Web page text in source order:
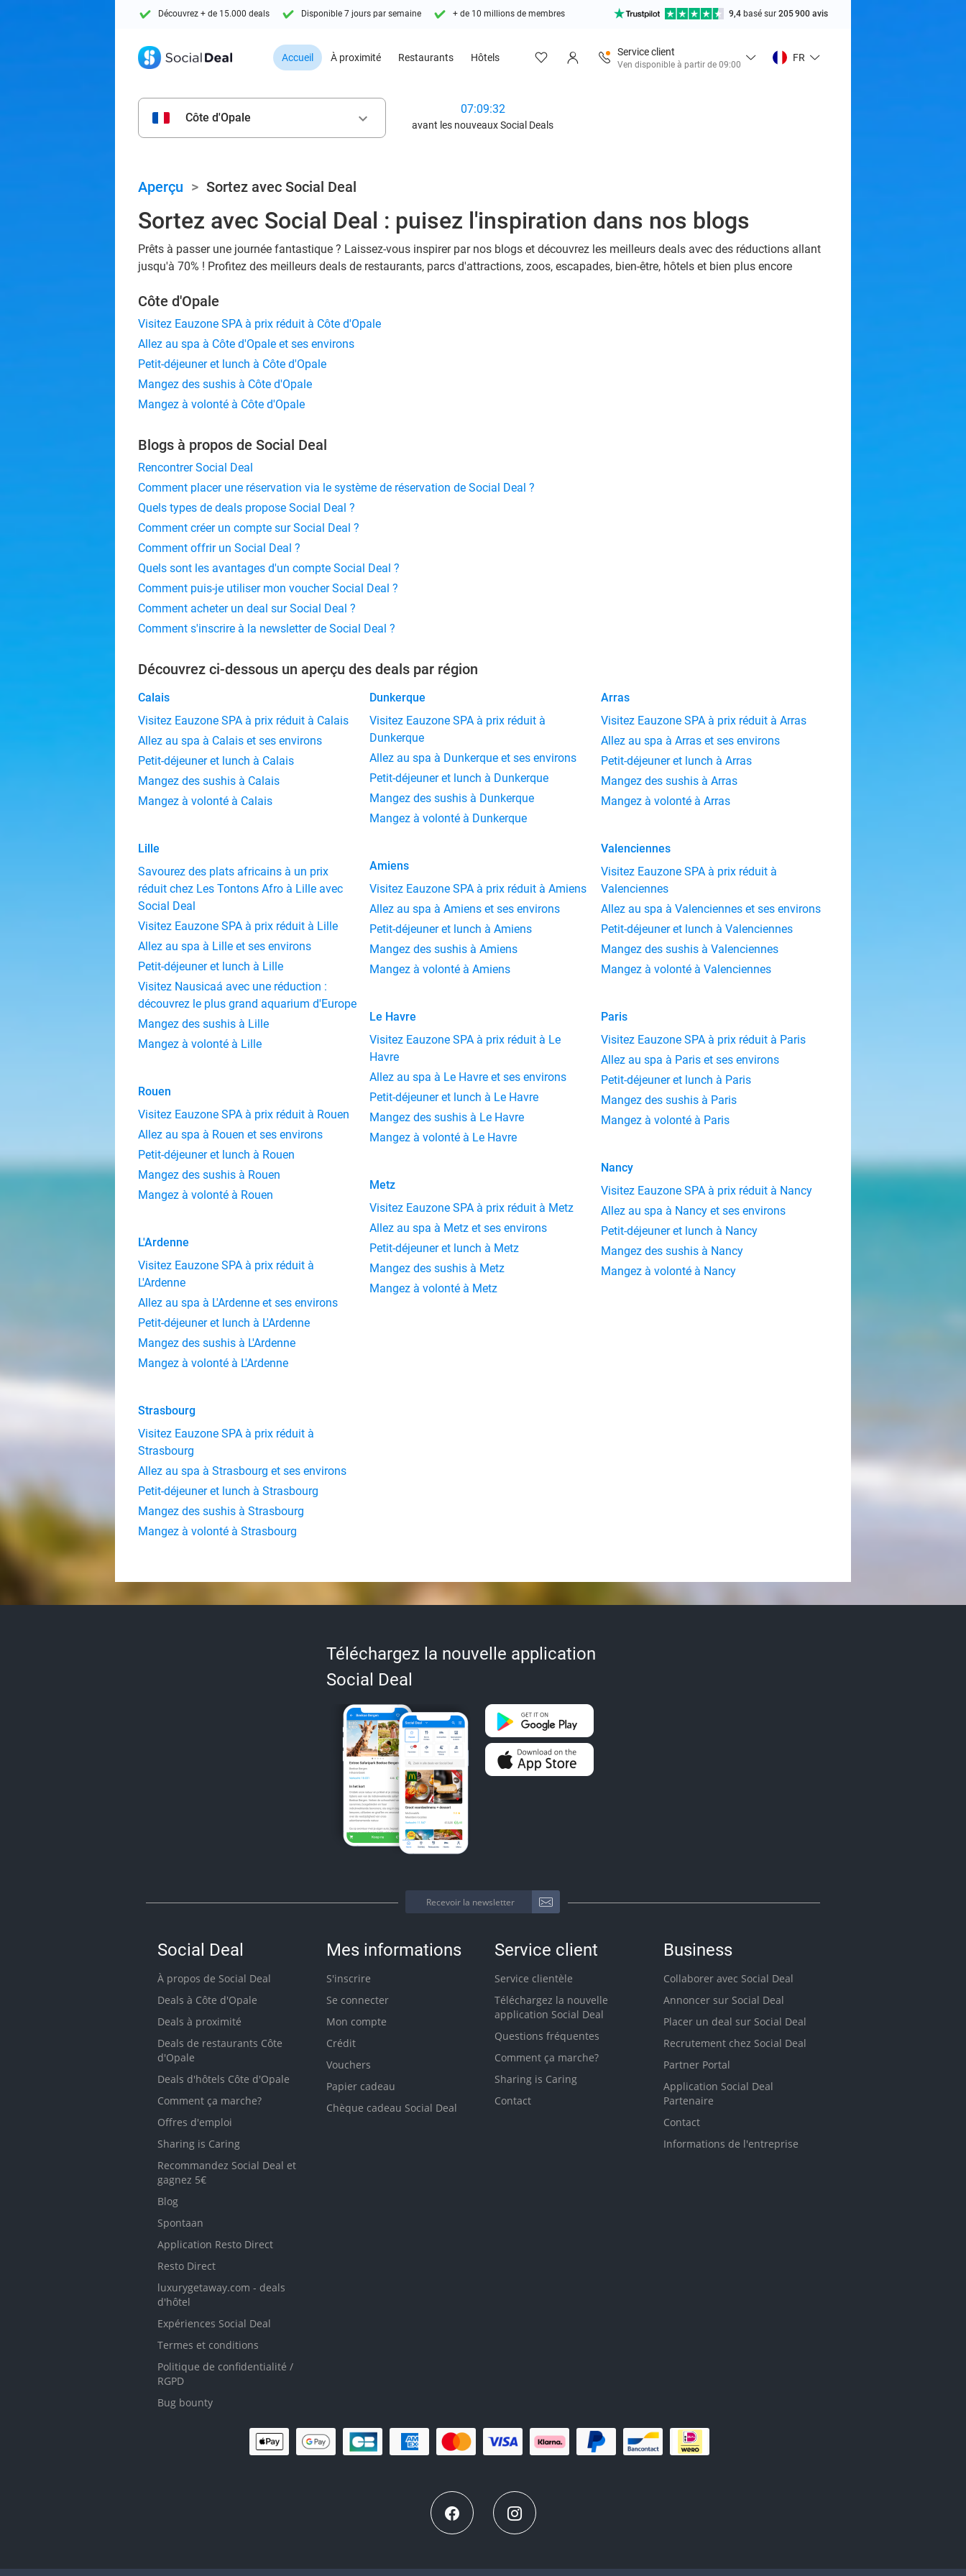
Découvrez + de 15.000 deals Disponible 7 jours par semaine + de 10 millions de membres 9,4 basé sur 205 900 avis
Accueil À proximité Restaurants Hôtels
Service client
Ven disponible à partir de 09:00
FR
Côte d'Opale keyboard_arrow_down
07:09:32
avant les nouveaux Social Deals
Aperçu > Sortez avec Social Deal
Sortez avec Social Deal : puisez l'inspiration dans nos blogs
Prêts à passer une journée fantastique ? Laissez-vous inspirer par nos blogs et découvrez les meilleurs deals avec des réductions allant
jusqu'à 70% ! Profitez des meilleurs deals de restaurants, parcs d'attractions, zoos, escapades, bien-être, hôtels et bien plus encore
Côte d'Opale
Visitez Eauzone SPA à prix réduit à Côte d'Opale
Allez au spa à Côte d'Opale et ses environs
Petit-déjeuner et lunch à Côte d'Opale
Mangez des sushis à Côte d'Opale
Mangez à volonté à Côte d'Opale
Blogs à propos de Social Deal
Rencontrer Social Deal
Comment placer une réservation via le système de réservation de Social Deal ?
Quels types de deals propose Social Deal ?
Comment créer un compte sur Social Deal ?
Comment offrir un Social Deal ?
Quels sont les avantages d'un compte Social Deal ?
Comment puis-je utiliser mon voucher Social Deal ?
Comment acheter un deal sur Social Deal ?
Comment s'inscrire à la newsletter de Social Deal ?
Découvrez ci-dessous un aperçu des deals par région
Calais
Visitez Eauzone SPA à prix réduit à Calais
Allez au spa à Calais et ses environs
Petit-déjeuner et lunch à Calais
Mangez des sushis à Calais
Mangez à volonté à Calais
Lille
Savourez des plats africains à un prix
réduit chez Les Tontons Afro à Lille avec
Social Deal
Visitez Eauzone SPA à prix réduit à Lille
Allez au spa à Lille et ses environs
Petit-déjeuner et lunch à Lille
Visitez Nausicaá avec une réduction :
découvrez le plus grand aquarium d'Europe
Mangez des sushis à Lille
Mangez à volonté à Lille
Rouen
Visitez Eauzone SPA à prix réduit à Rouen
Allez au spa à Rouen et ses environs
Petit-déjeuner et lunch à Rouen
Mangez des sushis à Rouen
Mangez à volonté à Rouen
L'Ardenne
Visitez Eauzone SPA à prix réduit à
L'Ardenne
Allez au spa à L'Ardenne et ses environs
Petit-déjeuner et lunch à L'Ardenne
Mangez des sushis à L'Ardenne
Mangez à volonté à L'Ardenne
Strasbourg
Visitez Eauzone SPA à prix réduit à
Strasbourg
Allez au spa à Strasbourg et ses environs
Petit-déjeuner et lunch à Strasbourg
Mangez des sushis à Strasbourg
Mangez à volonté à Strasbourg
Dunkerque
Visitez Eauzone SPA à prix réduit à
Dunkerque
Allez au spa à Dunkerque et ses environs
Petit-déjeuner et lunch à Dunkerque
Mangez des sushis à Dunkerque
Mangez à volonté à Dunkerque
Amiens
Visitez Eauzone SPA à prix réduit à Amiens
Allez au spa à Amiens et ses environs
Petit-déjeuner et lunch à Amiens
Mangez des sushis à Amiens
Mangez à volonté à Amiens
Le Havre
Visitez Eauzone SPA à prix réduit à Le
Havre
Allez au spa à Le Havre et ses environs
Petit-déjeuner et lunch à Le Havre
Mangez des sushis à Le Havre
Mangez à volonté à Le Havre
Metz
Visitez Eauzone SPA à prix réduit à Metz
Allez au spa à Metz et ses environs
Petit-déjeuner et lunch à Metz
Mangez des sushis à Metz
Mangez à volonté à Metz
Arras
Visitez Eauzone SPA à prix réduit à Arras
Allez au spa à Arras et ses environs
Petit-déjeuner et lunch à Arras
Mangez des sushis à Arras
Mangez à volonté à Arras
Valenciennes
Visitez Eauzone SPA à prix réduit à
Valenciennes
Allez au spa à Valenciennes et ses environs
Petit-déjeuner et lunch à Valenciennes
Mangez des sushis à Valenciennes
Mangez à volonté à Valenciennes
Paris
Visitez Eauzone SPA à prix réduit à Paris
Allez au spa à Paris et ses environs
Petit-déjeuner et lunch à Paris
Mangez des sushis à Paris
Mangez à volonté à Paris
Nancy
Visitez Eauzone SPA à prix réduit à Nancy
Allez au spa à Nancy et ses environs
Petit-déjeuner et lunch à Nancy
Mangez des sushis à Nancy
Mangez à volonté à Nancy
Téléchargez la nouvelle application
Social Deal
Social Deal
À propos de Social Deal
Deals à Côte d'Opale
Deals à proximité
Deals de restaurants Côte
d'Opale
Deals d'hôtels Côte d'Opale
Comment ça marche?
Offres d'emploi
Sharing is Caring
Recommandez Social Deal et
gagnez 5€
Blog
Spontaan
Application Resto Direct
Resto Direct
luxurygetaway.com - deals
d'hôtel
Expériences Social Deal
Termes et conditions
Politique de confidentialité /
RGPD
Bug bounty
Mes informations
S'inscrire
Se connecter
Mon compte
Crédit
Vouchers
Papier cadeau
Chèque cadeau Social Deal
Service client
Service clientèle
Téléchargez la nouvelle
application Social Deal
Questions fréquentes
Comment ça marche?
Sharing is Caring
Contact
Business
Collaborer avec Social Deal
Annoncer sur Social Deal
Placer un deal sur Social Deal
Recrutement chez Social Deal
Partner Portal
Application Social Deal
Partenaire
Contact
Informations de l'entreprise